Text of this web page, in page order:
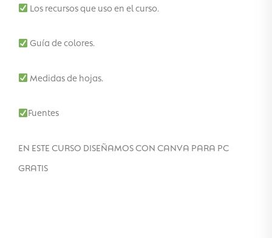
Los recursos que uso en el curso.
Guía de colores.
Medidas de hojas.
Fuentes
EN ESTE CURSO DISEÑAMOS CON CANVA PARA PC
GRATIS